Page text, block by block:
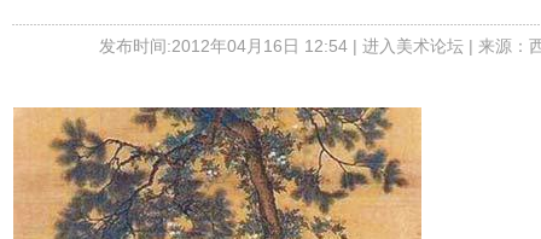
发布时间:2012年04月16日 12:54 | 进入美术论坛| 来源：